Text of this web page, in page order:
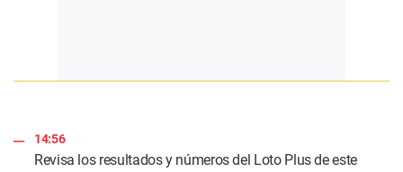
14:56
Revisa los resultados y números del Loto Plusde este